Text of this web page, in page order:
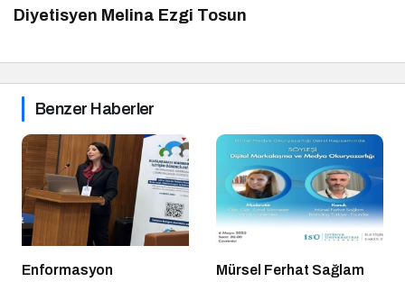
Diyetisyen Melina Ezgi Tosun
Benzer Haberler
Enformasyon
Mürsel Ferhat Sağlam